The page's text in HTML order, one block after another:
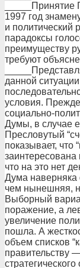
1997 год
и политический
парадоксы
преимуществу
требуют
данной
условия.
социально-
Думы, в случае
Пресловутый
показывает, что
что на это нет
Дума наверняка
чем нынешняя,
Выборный
поражение, а
увеличение
пошла. А
объем списков
правительству